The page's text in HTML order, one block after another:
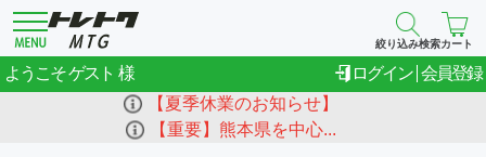
絞り込み検索カート
ようこそゲスト ログイン 会員登録
【夏季休業のお知らせ】
【重要】熊本県を中心...